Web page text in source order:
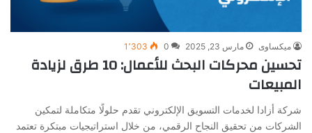
ميكساوى مارس 23, 2025 0 1٬303
تحسين محركات البحث للأعمال: 10 طرق لزيادة
المبيعات
شركة أزادا لخدمات التسويق الإلكتروني تقدم حلولًا متكاملة لتمكين
الشركات من تحقيق النجاح الرقمي، من خلال استراتيجيات مبتكرة تعتمد